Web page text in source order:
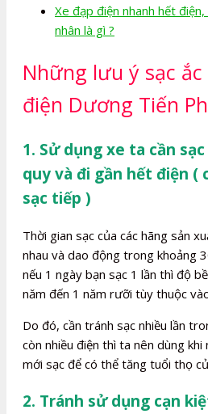
Xe đạp điện nhanh hết
nhân là gì ?
Những lưu ý sạc
điện Dương Tiến
1. Sử dụng xe ta cần
quy và đi gần hết điện (
sạc tiếp )
Thời gian sạc của các hãng sản
nhau và dao động trong khoảng
nếu 1 ngày bạn sạc 1 lần thì độ
năm đến 1 năm rưỡi tùy thuộc
Do đó, cần tránh sạc nhiều lần
còn nhiều điện thì ta nên dùng
mới sạc để có thể tăng tuổi thọ
2. Tránh sử dụng cạn